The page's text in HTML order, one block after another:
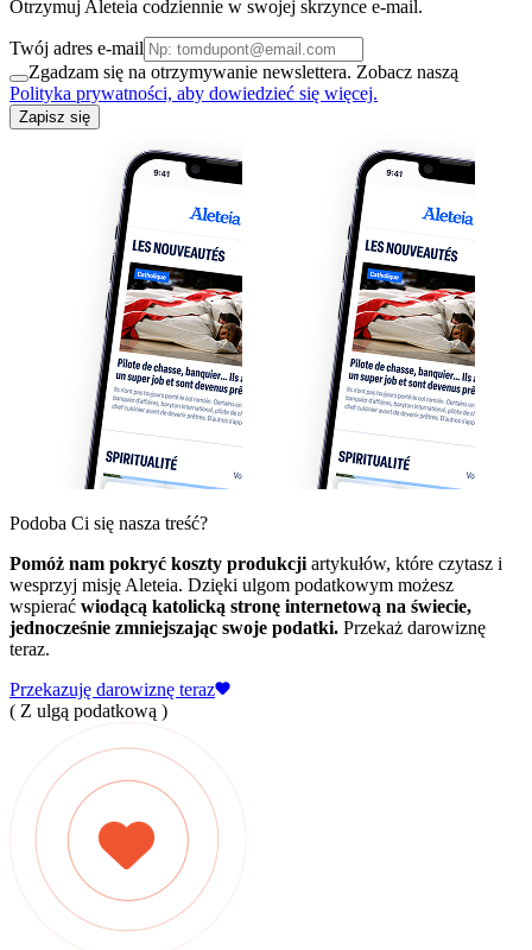
Otrzymuj Aleteia codziennie w swojej skrzynce e-mail.
Twój adres e-mail
Zgadzam się na otrzymywanie newslettera. Zobacz naszą
Polityka prywatności, aby dowiedzieć się więcej.
Zapisz się
Podoba Ci się nasza treść?
Pomóż nam pokryć koszty produkcji artykułów, które czytasz i
wesprzyj misję Aleteia. Dzięki ulgom podatkowym możesz
wspierać wiodącą katolicką stronę internetową na świecie,
jednocześnie zmniejszając swoje podatki. Przekaż darowiznę
teraz.
Przekazuję darowiznę teraz
( Z ulgą podatkową )